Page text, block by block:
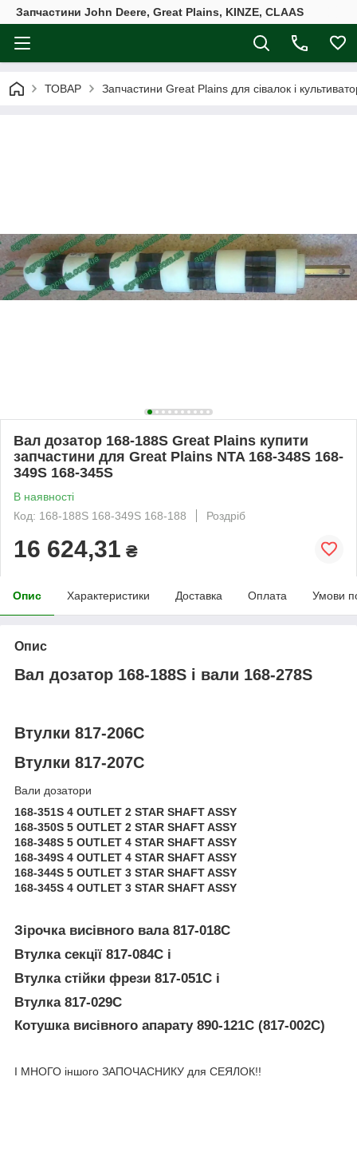
Запчастини John Deere, Great Plains, KINZE, CLAAS
ТОВАР Запчастини Great Plains для сівалок і
Вал дозатор 168-188S Great Plains купити
запчастини для Great Plains NTA 168-348S 168-
349S 168-345S
В наявності
Код: 168-188S 168-349S 168-188
Роздріб
16 624,31 ₴
Опис Характеристики Доставка Оплата Умови
Опис
Вал дозатор 168-188S і вали 168-278S
Втулки 817-206C
Втулки 817-207C
Вали дозатори
168-351S 4 OUTLET 2 STAR SHAFT ASSY
168-350S 5 OUTLET 2 STAR SHAFT ASSY
168-348S 5 OUTLET 4 STAR SHAFT ASSY
168-349S 4 OUTLET 4 STAR SHAFT ASSY
168-344S 5 OUTLET 3 STAR SHAFT ASSY
168-345S 4 OUTLET 3 STAR SHAFT ASSY
Зірочка висівного вала 817-018C
Втулка секції 817-084C і
Втулка стійки фрези 817-051C і
Втулка 817-029C
Котушка висівного апарату 890-121C (817-002C)
І МНОГО іншого ЗАПОЧАСНИКУ для СЕЯЛОК!!